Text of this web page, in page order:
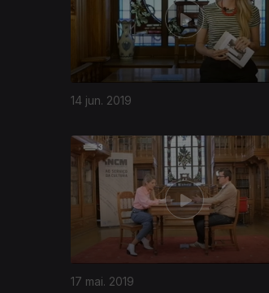
14 jun. 2019
17 mai. 2019
402765